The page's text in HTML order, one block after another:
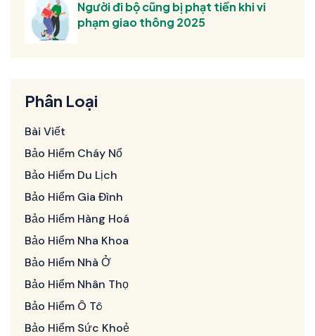
Người đi bộ cũng bị phạt tiền khi vi
phạm giao thông 2025
Phân Loại
Bài Viết
Bảo Hiểm Cháy Nổ
Bảo Hiểm Du Lịch
Bảo Hiểm Gia Đình
Bảo Hiểm Hàng Hoá
Bảo Hiểm Nha Khoa
Bảo Hiểm Nhà Ở
Bảo Hiểm Nhân Thọ
Bảo Hiểm Ô Tô
Bảo Hiểm Sức Khoẻ